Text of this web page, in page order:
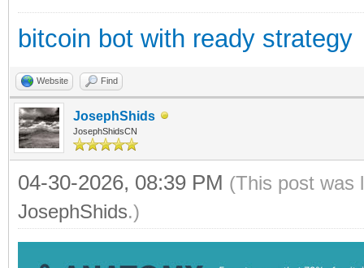
bitcoin bot with ready strategy
Website Find
JosephShids
JosephShidsCN
04-30-2026, 08:39 PM (This post was
JosephShids.)